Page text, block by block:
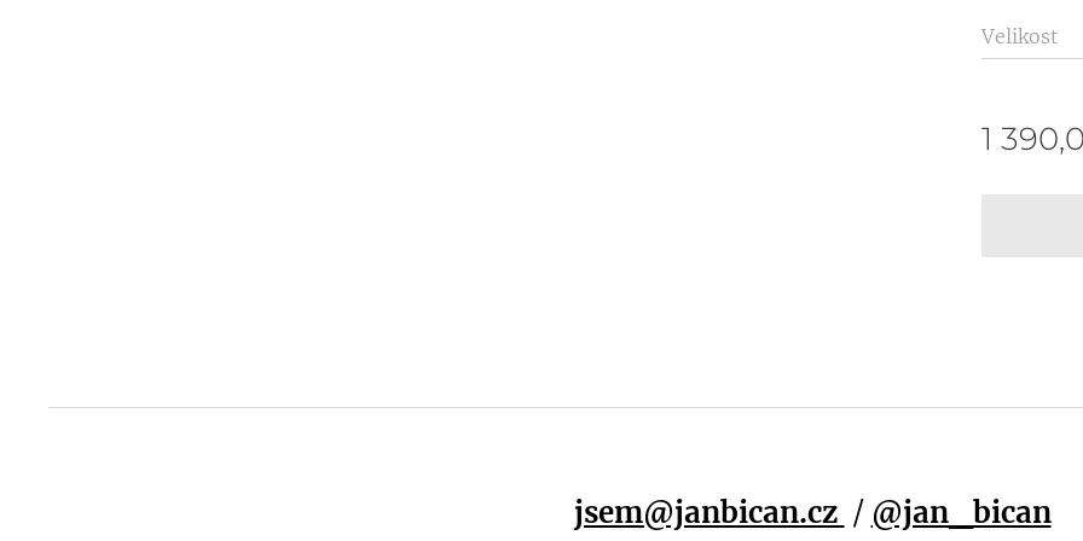
Velikost
1
jsem@janbican.cz / @jan_bican